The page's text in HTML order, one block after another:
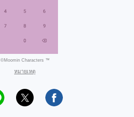
©Moomin Characters ™
หมายเหตุ